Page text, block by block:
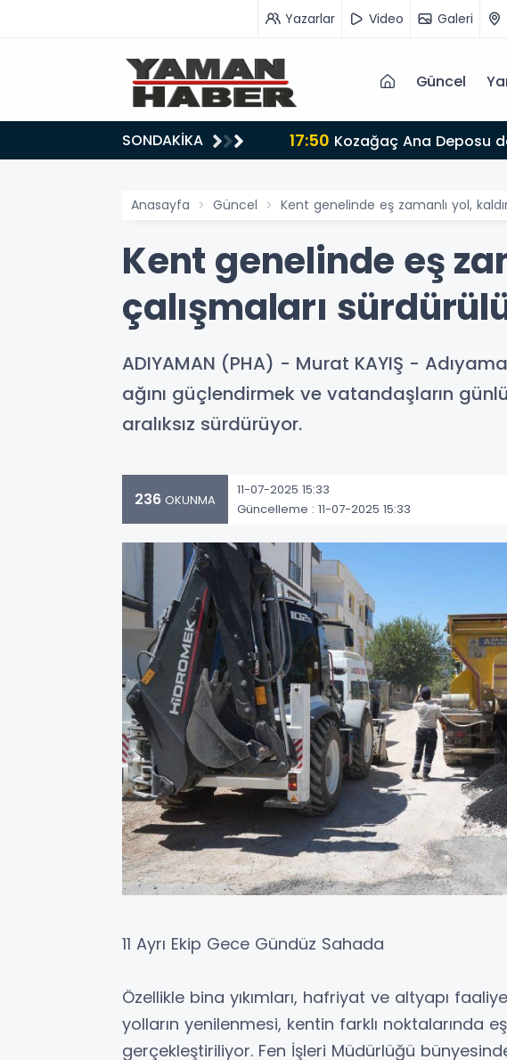
Yazarlar Video Galeri
Güncel
SONDAKİKA
iş birliği mesajı 17:50 Kozağaç Ana Deposu
Anasayfa Güncel Kent genelinde eş zamanlı yol,
Kent genelinde eş
çalışmaları
ADIYAMAN (PHA) - Murat KAYIŞ -
ağını güçlendirmek ve vatandaşların
aralıksız sürdürüyor.
236 OKUNMA
11-07-2025 15:33
Güncelleme : 11-07-2025 15:33
11 Ayrı Ekip Gece Gündüz Sahada
Özellikle bina yıkımları, hafriyat ve altyapı
yolların yenilenmesi, kentin farklı noktalarında
gerçekleştiriliyor. Fen İşleri Müdürlüğü